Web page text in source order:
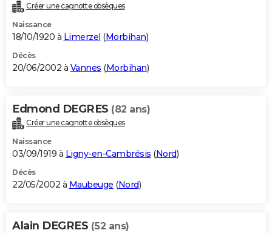
Créer une cagnotte obsèques
Naissance
18/10/1920 à Limerzel (Morbihan)
Décès
20/06/2002 à Vannes (Morbihan)
Edmond DEGRES (82 ans)
Créer une cagnotte obsèques
Naissance
03/09/1919 à Ligny-en-Cambrésis (Nord)
Décès
22/05/2002 à Maubeuge (Nord)
Alain DEGRES (52 ans)